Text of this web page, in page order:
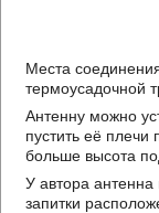
Места
термоусадочной
Антенну можно
пустить её
больше высота
У автора
запитки